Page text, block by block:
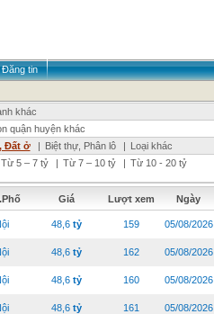
Đăng tin
khác
quận huyện khác
Đất ở | Biệt thự, Phân lô | Loại khác
Từ 5 – 7 tỷ | Từ 7 – 10 tỷ | Từ 10 - 20 tỷ
Giá Lượt xem
Ngày
48,6 tỷ 159 05/08/2026
48,6 tỷ 162 05/08/2026
48,6 tỷ 160 05/08/2026
48,6 tỷ 161 05/08/2026